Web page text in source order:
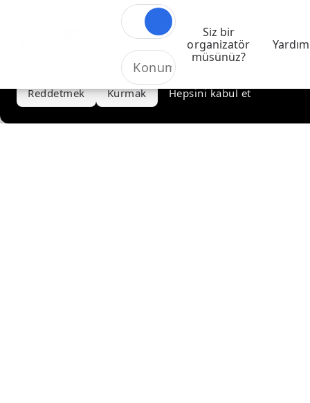
Gezinme deneyiminizi analiz etmek ve hizmetlerimizi ve
içeriklerimizi iyileştirmek için kendi çerezlerimizi ve üçüncü
taraf çerezlerini kullanıyoruz. Tüm çerezleri kabul edebilir
veya tercihlerinizi yapılandırabilirsiniz. Daha fazla bilgi için
bakın.
Reddetmek Kurmak Hepsini kabul et
Siz bir
organizatör
müsünüz?
Yardım